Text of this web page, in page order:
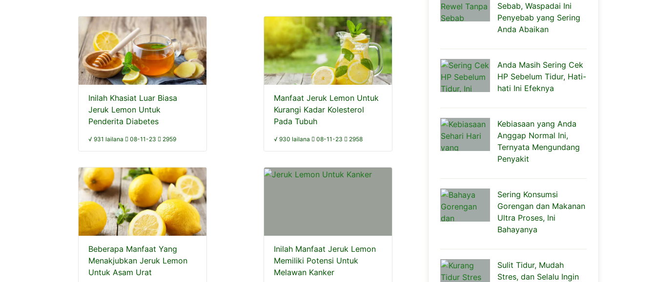
Inilah Khasiat Luar Biasa
Jeruk Lemon Untuk
Penderita Diabetes
√ 931 lailana 08-11-23 2959
Manfaat Jeruk Lemon Untuk
Kurangi Kadar Kolesterol
Pada Tubuh
√ 930 lailana 08-11-23 2958
Beberapa Manfaat Yang
Menakjubkan Jeruk Lemon
Untuk Asam Urat
Inilah Manfaat Jeruk Lemon
Memiliki Potensi Untuk
Melawan Kanker
Sebab, Waspadai Ini
Penyebab yang Sering
Anda Abaikan
Anda Masih Sering Cek
HP Sebelum Tidur, Hati-
hati Ini Efeknya
Kebiasaan yang Anda
Anggap Normal Ini,
Ternyata Mengundang
Penyakit
Sering Konsumsi
Gorengan dan Makanan
Ultra Proses, Ini
Bahayanya
Sulit Tidur, Mudah
Stres, dan Selalu Ingin